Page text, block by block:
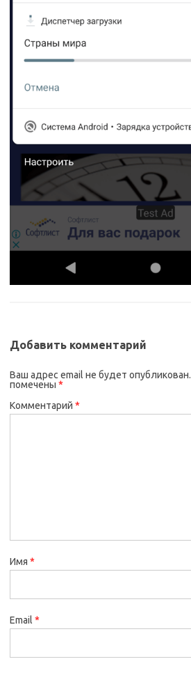
Добавить комментарий
Ваш адрес email не будет опубликован.
помечены *
Комментарий *
Имя *
Email *